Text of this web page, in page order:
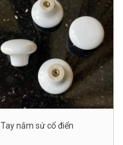
Tay nắm sứ cổ điển